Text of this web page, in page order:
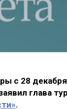
с 28
глава
.